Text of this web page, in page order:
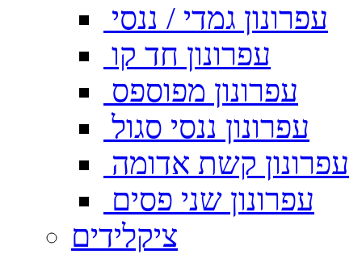
עפרונון גמדי / ננסי
עפרונון חד קו
עפרונון מפוספס
עפרונון ננסי סגול
עפרונון קשת אדומה
עפרונון שני פסים
ציקלידים